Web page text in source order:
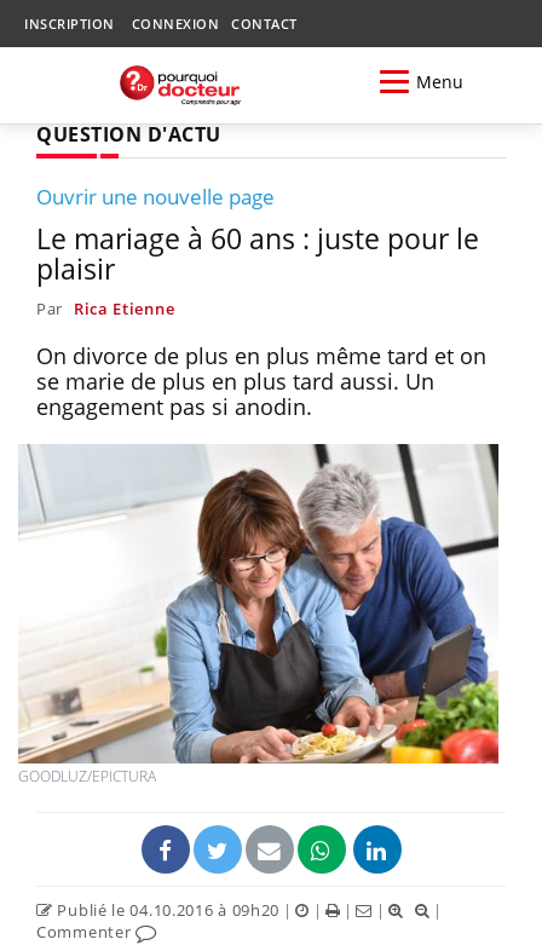
INSCRIPTION CONNEXION CONTACT
Menu
QUESTION D'ACTU
Ouvrir une nouvelle page
Le mariage à 60 ans : juste pour le
plaisir
Par Rica Etienne
On divorce de plus en plus même tard et on
se marie de plus en plus tard aussi. Un
engagement pas si anodin.
GOODLUZ/EPICTURA
Publié le 04.10.2016 à 09h20 | | | |
|
Commenter